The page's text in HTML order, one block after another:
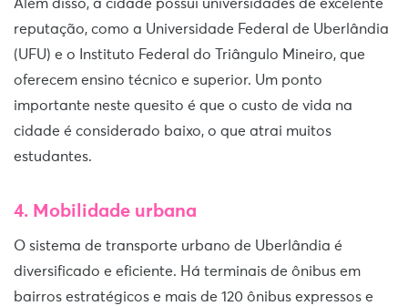
Além disso, a cidade possui universidades de excelente
reputação, como a Universidade Federal de Uberlândia
(UFU) e o Instituto Federal do Triângulo Mineiro, que
oferecem ensino técnico e superior. Um ponto
importante neste quesito é que o custo de vida na
cidade é considerado baixo, o que atrai muitos
estudantes.
4. Mobilidade urbana
O sistema de transporte urbano de Uberlândia é
diversificado e eficiente. Há terminais de ônibus em
bairros estratégicos e mais de 120 ônibus expressos e